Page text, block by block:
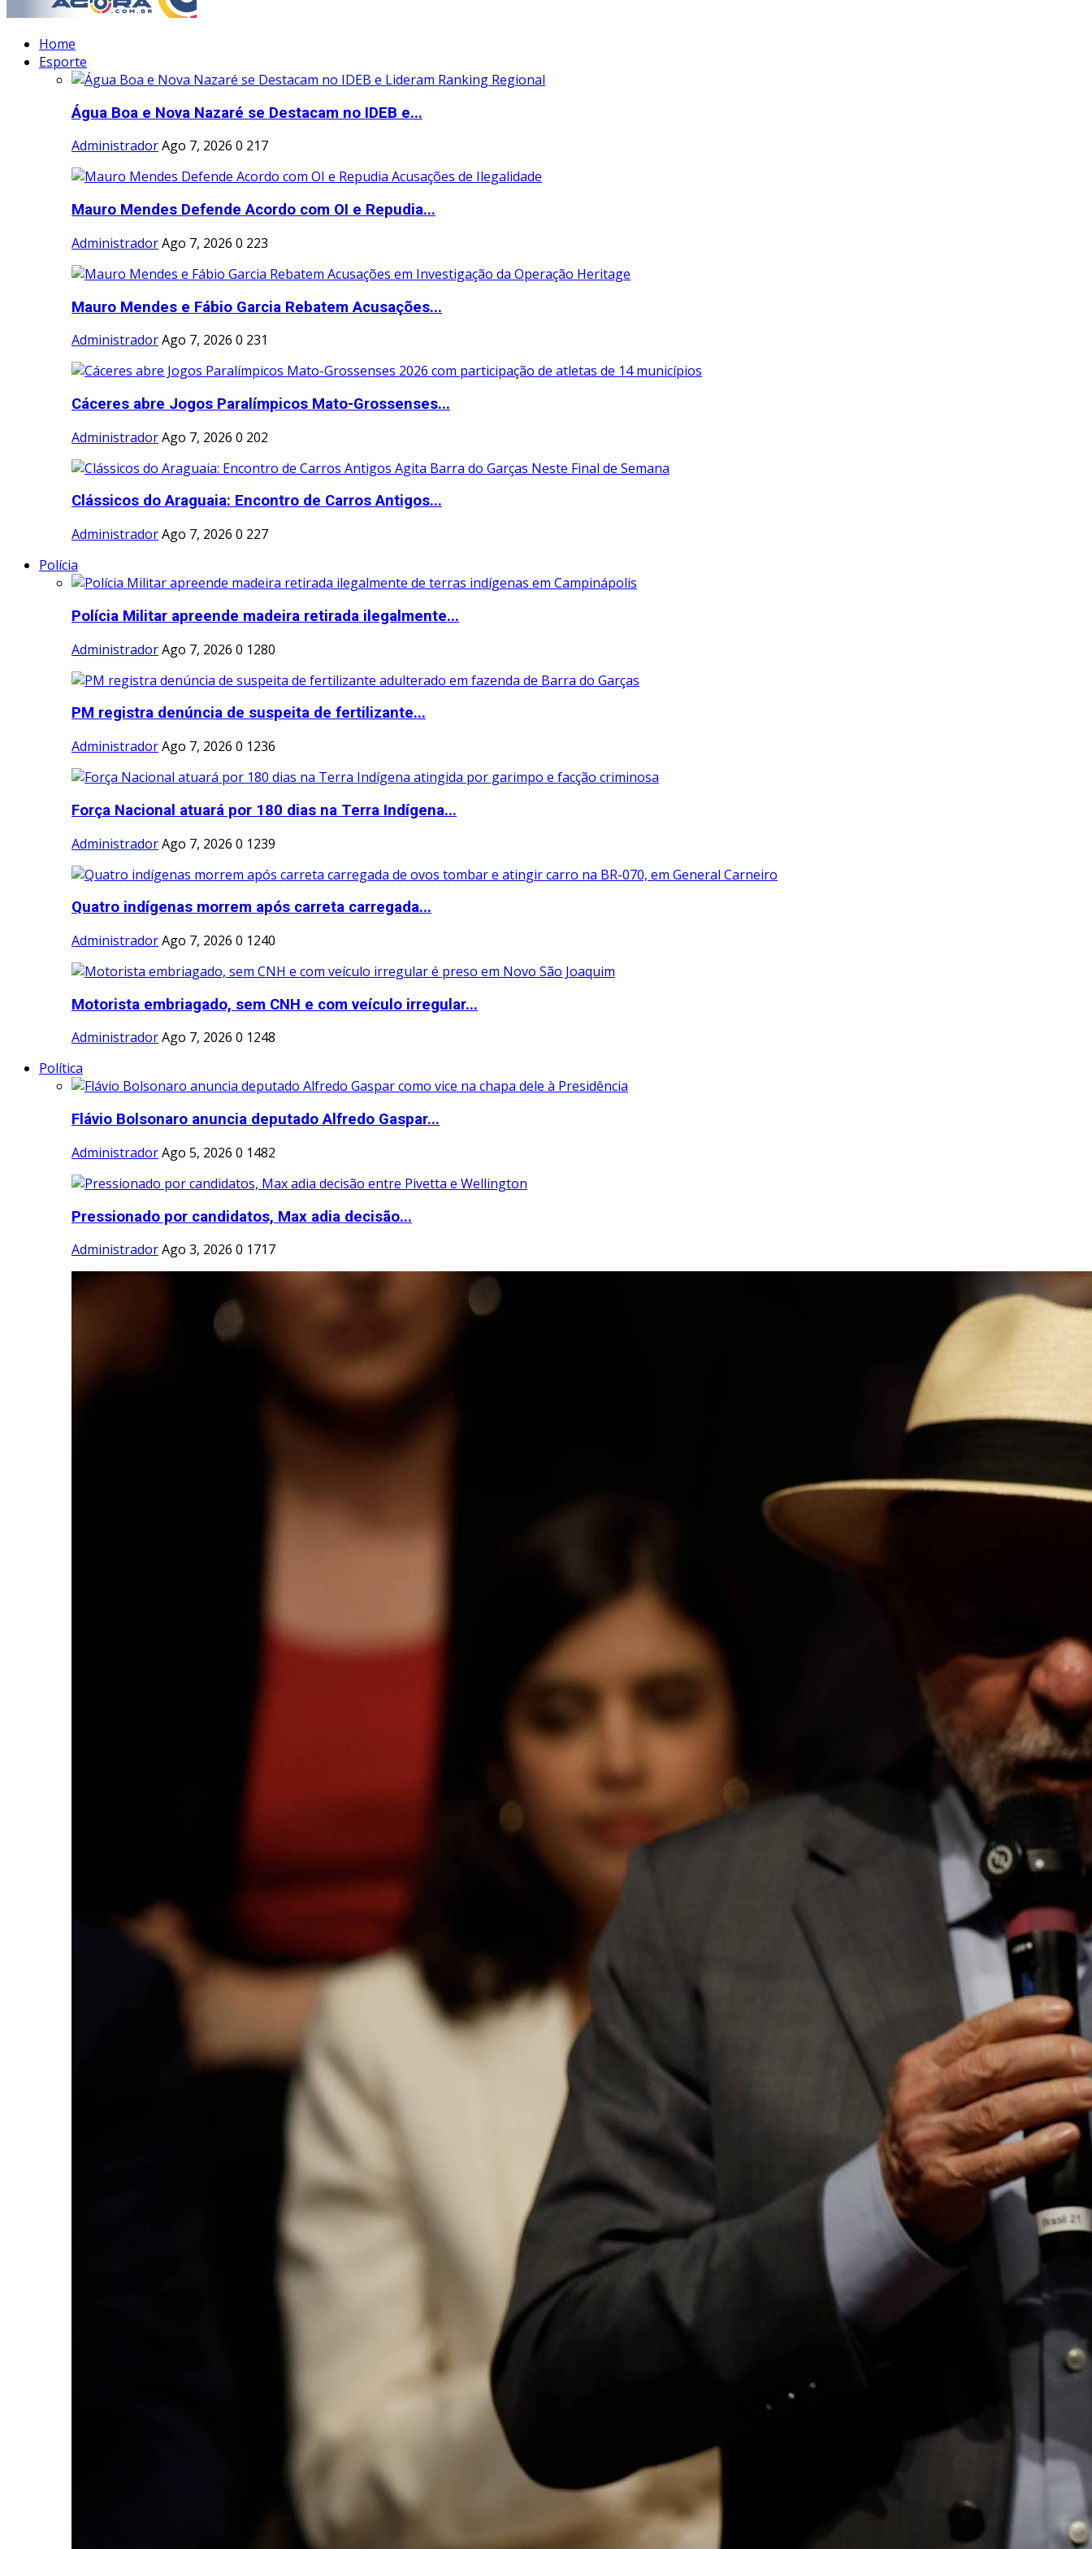
Home
Esporte
Água Boa e Nova Nazaré se Destacam no IDEB e...
AdministradorAgo 7, 2026 0 217
Mauro Mendes Defende Acordo com OI e Repudia...
AdministradorAgo 7, 2026 0 223
Mauro Mendes e Fábio Garcia Rebatem Acusações...
AdministradorAgo 7, 2026 0 231
Cáceres abre Jogos Paralímpicos Mato-Grossenses...
AdministradorAgo 7, 2026 0 202
Clássicos do Araguaia: Encontro de Carros Antigos...
AdministradorAgo 7, 2026 0 227
Polícia
Polícia Militar apreende madeira retirada ilegalmente...
AdministradorAgo 7, 2026 0 1280
PM registra denúncia de suspeita de fertilizante...
AdministradorAgo 7, 2026 0 1236
Força Nacional atuará por 180 dias na Terra Indígena...
AdministradorAgo 7, 2026 0 1239
Quatro indígenas morrem após carreta carregada...
AdministradorAgo 7, 2026 0 1240
Motorista embriagado, sem CNH e com veículo irregular...
AdministradorAgo 7, 2026 0 1248
Política
Flávio Bolsonaro anuncia deputado Alfredo Gaspar...
AdministradorAgo 5, 2026 0 1482
Pressionado por candidatos, Max adia decisão...
AdministradorAgo 3, 2026 0 1717